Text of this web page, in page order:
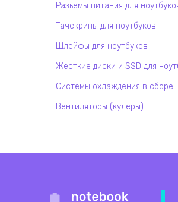
Разъемы питания для
Тачскрины для ноутбуков
Шлейфы для ноутбуков
Жесткие диски и SSD для
Системы охлаждения в сборе
Вентиляторы (кулеры)